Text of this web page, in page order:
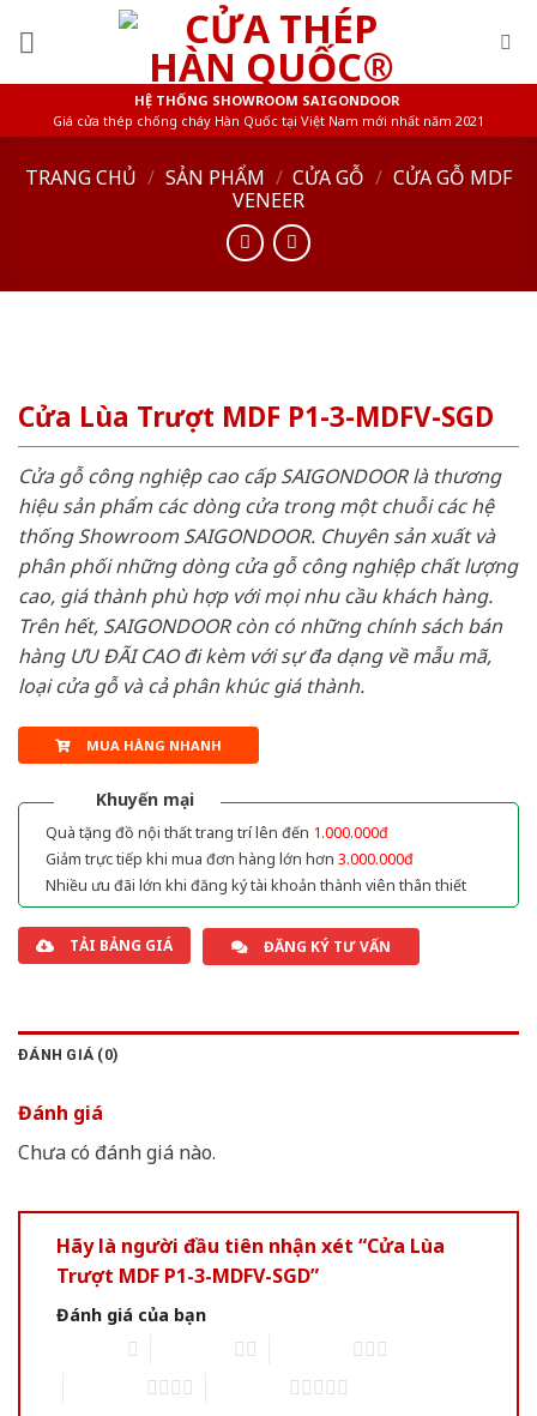
HỆ THỐNG SHOWROOM SAIGONDOOR
Giá cửa thép chống cháy Hàn Quốc tại Việt Nam mới nhất năm 2021
TRANG CHỦ / SẢN PHẨM / CỬA GỖ / CỬA GỖ MDF
VENEER
Cửa Lùa Trượt MDF P1-3-MDFV-SGD
Cửa gỗ công nghiệp cao cấp SAIGONDOOR là thương
hiệu sản phẩm các dòng cửa trong một chuỗi các hệ
thống Showroom SAIGONDOOR. Chuyên sản xuất và
phân phối những dòng cửa gỗ công nghiệp chất lượng
cao, giá thành phù hợp với mọi nhu cầu khách hàng.
Trên hết, SAIGONDOOR còn có những chính sách bán
hàng ƯU ĐÃI CAO đi kèm với sự đa dạng về mẫu mã,
loại cửa gỗ và cả phân khúc giá thành.
MUA HÀNG NHANH
Khuyến mại
Quà tặng đồ nội thất trang trí lên đến 1.000.000đ
Giảm trực tiếp khi mua đơn hàng lớn hơn 3.000.000đ
Nhiều ưu đãi lớn khi đăng ký tài khoản thành viên thân thiết
TẢI BẢNG GIÁ ĐĂNG KÝ TƯ VẤN
ĐÁNH GIÁ (0)
Đánh giá
Chưa có đánh giá nào.
Hãy là người đầu tiên nhận xét “Cửa Lùa
Trượt MDF P1-3-MDFV-SGD”
Đánh giá của bạn